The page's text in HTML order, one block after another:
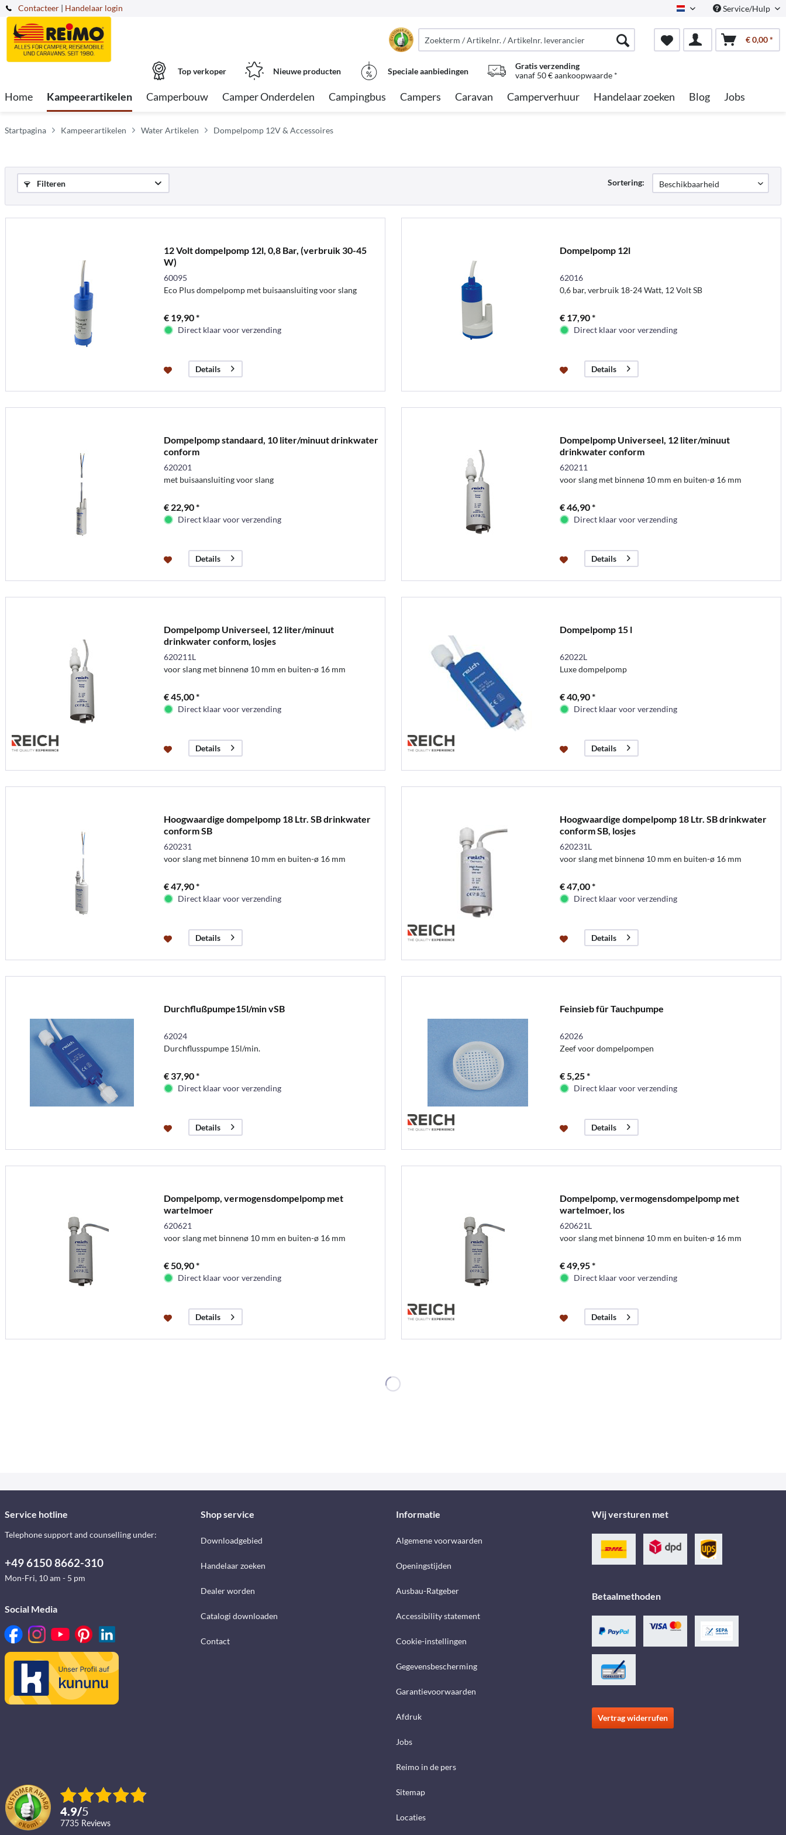
Contacteer Dutch Service/Hulp
| Handelaar login
€ 0,00 *
Top verkoper Nieuwe producten Speciale aanbiedingen
Gratis verzending
vanaf 50 € aankoopwaarde *
Home Kampeerartikelen Camperbouw Camper Onderdelen Campingbus Campers Caravan Camperverhuur Handelaar zoeken Blog Jobs
Startpagina Kampeerartikelen Water Artikelen Dompelpomp 12V & Accessoires
Filteren Sortering:
12 Volt dompelpomp 12l, 0,8 Bar, (verbruik 30-45
W)
60095
Eco Plus dompelpomp met buisaansluiting voor slang
€ 19,90 *
Direct klaar voor verzending
Details
Dompelpomp 12l
62016
0,6 bar, verbruik 18-24 Watt, 12 Volt SB
€ 17,90 *
Direct klaar voor verzending
Details
Dompelpomp standaard, 10 liter/minuut drinkwater
conform
620201
met buisaansluiting voor slang
€ 22,90 *
Direct klaar voor verzending
Details
Dompelpomp Universeel, 12 liter/minuut
drinkwater conform
620211
voor slang met binnenø 10 mm en buiten-ø 16 mm
€ 46,90 *
Direct klaar voor verzending
Details
Dompelpomp Universeel, 12 liter/minuut
drinkwater conform, losjes
620211L
voor slang met binnenø 10 mm en buiten-ø 16 mm
€ 45,00 *
Direct klaar voor verzending
Details
Dompelpomp 15 l
62022L
Luxe dompelpomp
€ 40,90 *
Direct klaar voor verzending
Details
Hoogwaardige dompelpomp 18 Ltr. SB drinkwater
conform SB
620231
voor slang met binnenø 10 mm en buiten-ø 16 mm
€ 47,90 *
Direct klaar voor verzending
Details
Hoogwaardige dompelpomp 18 Ltr. SB drinkwater
conform SB, losjes
620231L
voor slang met binnenø 10 mm en buiten-ø 16 mm
€ 47,00 *
Direct klaar voor verzending
Details
Durchflußpumpe15l/min vSB
62024
Durchflusspumpe 15l/min.
€ 37,90 *
Direct klaar voor verzending
Details
Feinsieb für Tauchpumpe
62026
Zeef voor dompelpompen
€ 5,25 *
Direct klaar voor verzending
Details
Dompelpomp, vermogensdompelpomp met
wartelmoer
620621
voor slang met binnenø 10 mm en buiten-ø 16 mm
€ 50,90 *
Direct klaar voor verzending
Details
Dompelpomp, vermogensdompelpomp met
wartelmoer, los
620621L
voor slang met binnenø 10 mm en buiten-ø 16 mm
€ 49,95 *
Direct klaar voor verzending
Details
Service hotline
Telephone support and counselling under:
+49 6150 8662-310
Mon-Fri, 10 am - 5 pm
Social Media
4.9/5
7735 reviews
Shop service
Downloadgebied
Handelaar zoeken
Dealer worden
Catalogi downloaden
Contact
Informatie
Algemene voorwaarden
Openingstijden
Ausbau-Ratgeber
Accessibility statement
Cookie-instellingen
Gegevensbescherming
Garantievoorwaarden
Afdruk
Jobs
Reimo in de pers
Sitemap
Locaties
Wij versturen met
Betaalmethoden
Vertrag widerrufen